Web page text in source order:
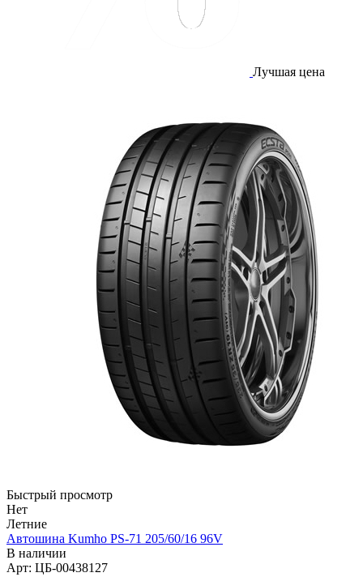
Лучшая цена
Быстрый просмотр
Нет
Летние
Автошина Kumho PS-71 205/60/16 96V
В наличии
Арт: ЦБ-00438127